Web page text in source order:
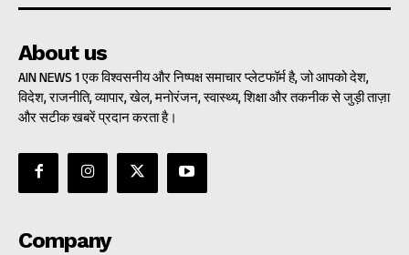
About us
AIN NEWS 1 एक विश्वसनीय और निष्पक्ष समाचार प्लेटफॉर्म है, जो आपको देश,
विदेश, राजनीति, व्यापार, खेल, मनोरंजन, स्वास्थ्य, शिक्षा और तकनीक से जुड़ी ताज़ा
और सटीक खबरें प्रदान करता है।
Company